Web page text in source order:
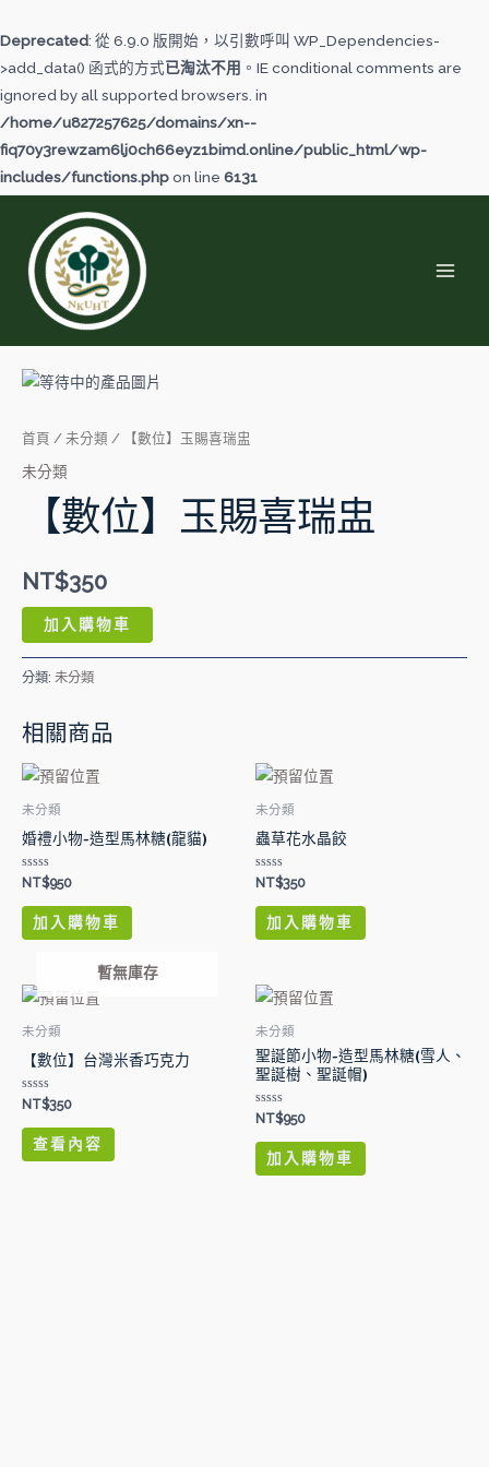
Deprecated: 從 6.9.0 版開始，以引數呼叫 WP_Dependencies-
>add_data() 函式的方式已淘汰不用 。IE conditional comments are
ignored by all supported browsers. in
/home/u827257625/domains/xn--
fiq70y3rewzam6lj0ch66eyz1bimd.online/public_html/wp-
includes/functions.phpon line 6131
至
主
要
內
容
首頁 / 未分類 / 【數位】玉賜喜瑞盅
未分類
【數位】玉賜喜瑞盅
NT$350
【數
玉
賜
數
加入購物車
分類: 未分類
相關商品
未分類
婚禮小物-造型馬林糖(龍貓)
評
0
滿
分
5
NT$950
加入購物車
未分類
蟲草花水晶餃
評
0
滿
分
5
NT$350
加入購物車
暫無庫存
未分類
【數位】台灣米香巧克力
評
0
滿
分
5
NT$350
查看內容
未分類
聖誕節小物-造型馬林糖(雪人、
聖誕樹、聖誕帽)
評
0
滿
分
5
NT$950
加入購物車